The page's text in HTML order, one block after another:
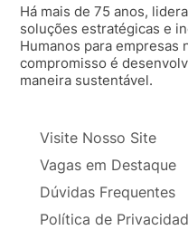
Há mais de 75 anos,
soluções estratégicas e
Humanos para empresas
compromisso é
maneira sustentável.
Visite Nosso Site
Vagas em Destaque
Dúvidas Frequentes
Política de